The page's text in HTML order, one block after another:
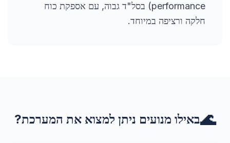
performance) בסל"ד גבוה, עם אספקת כוח
חלקה ורציפה במיוחד.
🌊באילו מנועים ניתן למצוא את המערכת?